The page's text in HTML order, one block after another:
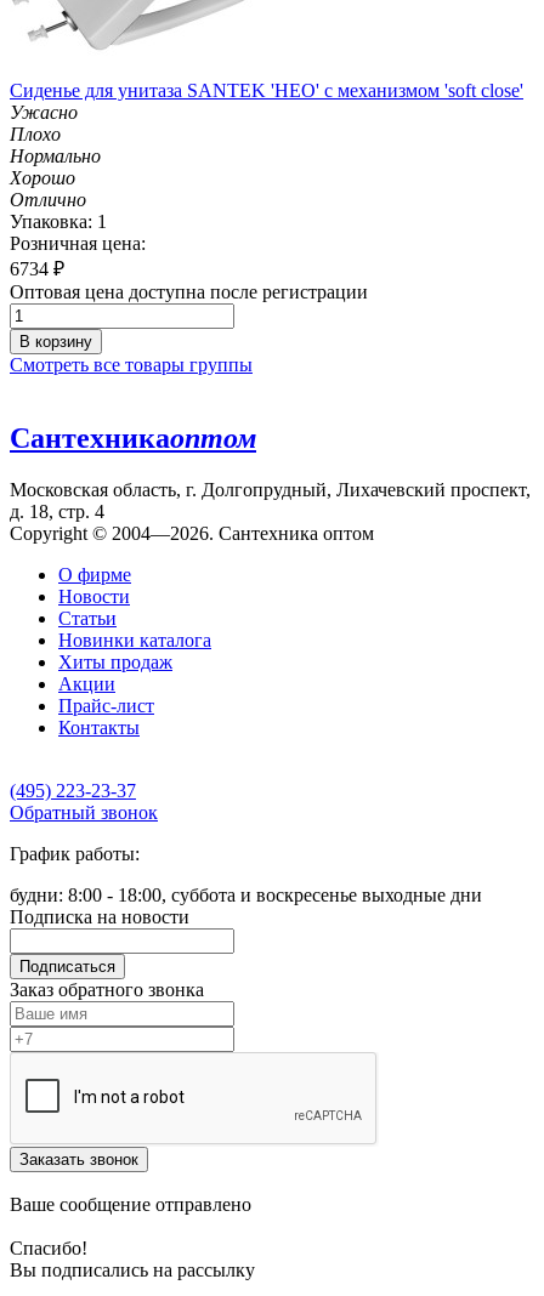
Сиденье для унитаза SANTEK 'НЕО' с механизмом 'soft close'
Ужасно
Плохо
Нормально
Хорошо
Отлично
Упаковка: 1
Розничная цена:
6734 ₽
Оптовая цена доступна после регистрации
В корзину
Смотреть все товары группы
Сантехникаоптом
Московская область, г. Долгопрудный, Лихачевский проспект,
д. 18, стр. 4
Copyright © 2004—2026. Сантехника оптом
О фирме
Новости
Статьи
Новинки каталога
Хиты продаж
Акции
Прайс-лист
Контакты
(495) 223-23-37
Обратный звонок
График работы:
будни: 8:00 - 18:00, суббота и воскресенье выходные дни
Подписка на новости
Подписаться
Заказ обратного звонка
Заказать звонок
Ваше сообщение отправлено
Спасибо!
Вы подписались на рассылку